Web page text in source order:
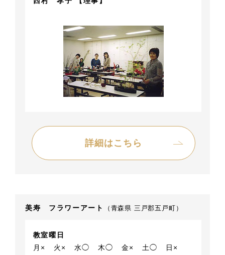
詳細はこちら
美寿 フラワーアート （青森県 三戸郡五戸町）
教室曜日
月×
火× 水◯ 木◯ 金× 土◯
日×